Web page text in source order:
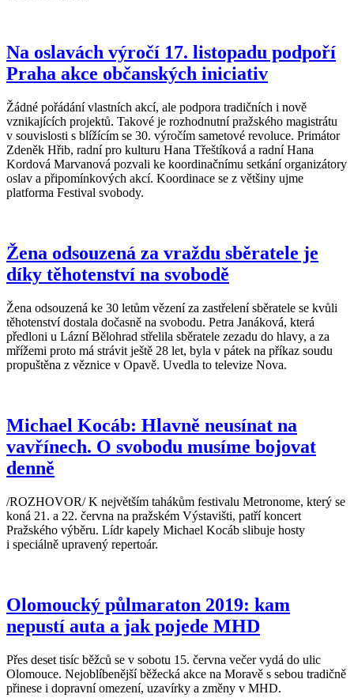
Na oslavách výročí 17. listopadu podpoří
Praha akce občanských iniciativ
Žádné pořádání vlastních akcí, ale podpora tradičních i nově
vznikajících projektů. Takové je rozhodnutní pražského magistrátu
v souvislosti s blížícím se 30. výročím sametové revoluce. Primátor
Zdeněk Hřib, radní pro kulturu Hana Třeštíková a radní Hana
Kordová Marvanová pozvali ke koordinačnímu setkání organizátory
oslav a připomínkových akcí. Koordinace se z většiny ujme
platforma Festival svobody.
Žena odsouzená za vraždu sběratele je
díky těhotenství na svobodě
Žena odsouzená ke 30 letům vězení za zastřelení sběratele se kvůli
těhotenství dostala dočasně na svobodu. Petra Janáková, která
předloni u Lázní Bělohrad střelila sběratele zezadu do hlavy, a za
mřížemi proto má strávit ještě 28 let, byla v pátek na příkaz soudu
propuštěna z věznice v Opavě. Uvedla to televize Nova.
Michael Kocáb: Hlavně neusínat na
vavřínech. O svobodu musíme bojovat
denně
/ROZHOVOR/ K největším tahákům festivalu Metronome, který se
koná 21. a 22. června na pražském Výstavišti, patří koncert
Pražského výběru. Lídr kapely Michael Kocáb slibuje hosty
i speciálně upravený repertoár.
Olomoucký půlmaraton 2019: kam
nepustí auta a jak pojede MHD
Přes deset tisíc běžců se v sobotu 15. června večer vydá do ulic
Olomouce. Nejoblíbenější běžecká akce na Moravě s sebou tradičně
přinese i dopravní omezení, uzavírky a změny v MHD.